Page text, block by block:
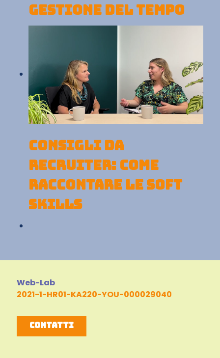
GESTIONE DEL TEMPO
CONSIGLI DA
RECRUITER: COME
RACCONTARE LE SOFT
SKILLS
Web-Lab
2021-1-HR01-KA220-YOU-000029040
Contatti